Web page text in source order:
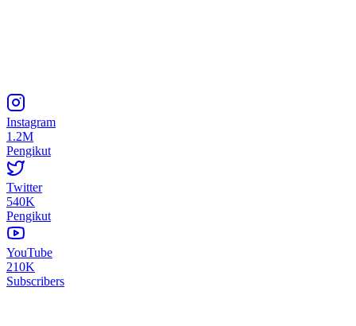
Instagram
1.2M
Pengikut
Twitter
540K
Pengikut
YouTube
210K
Subscribers